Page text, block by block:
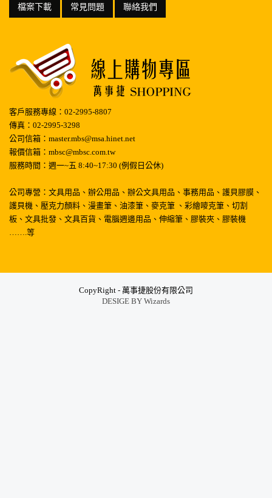
檔案下載 常見問題 聯絡我們
客戶服務專線：02-2995-8807
傳真：02-2995-3298
公司信箱：master.mbs@msa.hinet.net
報價信箱：mbsc@mbsc.com.tw
服務時間：週一~五 8:40~17:30 (例假日公休)
公司專營：文具用品、辦公用品、辦公文具用品、事務用品、護貝膠膜、
護貝機、壓克力顏料、漫畫筆、油漆筆、麥克筆 、彩繪嘜克筆、切割
板、文具批發、文具百貨、電腦週邊用品、伸縮筆、膠裝夾、膠裝機
…….等
CopyRight - 萬事捷股份有限公司
DESIGE BY Wizards